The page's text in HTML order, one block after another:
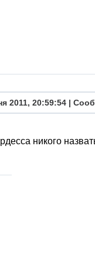
2011, 20:59:54 |
никого